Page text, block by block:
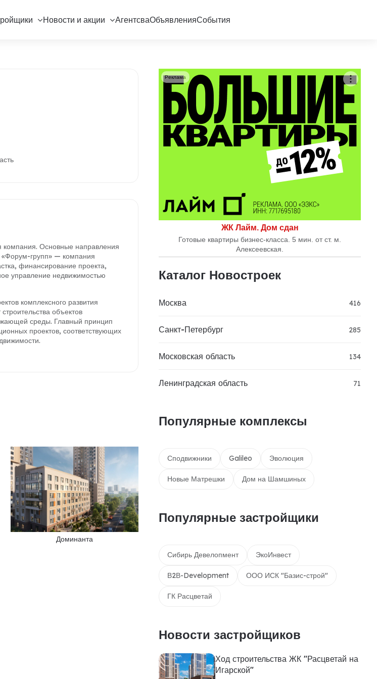
Новости и акции АгентсваОбъявленияСобытия
Основные направления
групп» — компания
финансирование проекта,
управление недвижимостью
комплексного развития
объектов
среды. Главный принцип
проектов, соответствующих
Доминанта
ЖК Лайм. Дом сдан
Готовые квартиры бизнес-класса. 5 мин. от ст. м.
Алексеевская.
Реклама
Каталог Новостроек
Москва 416
Санкт-Петербург 285
Московская область 134
Ленинградская область 71
Популярные комплексы
Сподвижники Galileo Эволюция
Новые Матрешки Дом на Шамшиных
Популярные застройщики
Сибирь Девелопмент ЭкоИнвест
В2В-Development ООО ИСК "Базис-строй"
ГК Расцветай
Новости застройщиков
Ход строительства ЖК "Расцветай на
Игарской"